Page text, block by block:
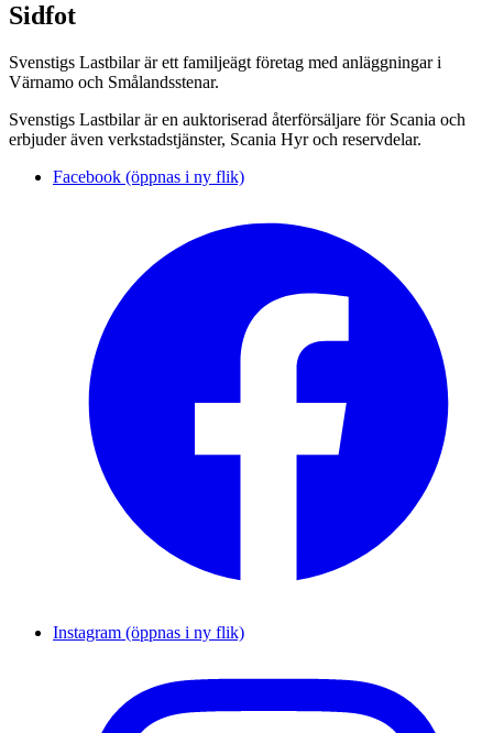
Sidfot
Svenstigs Lastbilar är ett familjeägt företag med anläggningar i
Värnamo och Smålandsstenar.
Svenstigs Lastbilar är en auktoriserad återförsäljare för Scania och
erbjuder även verkstadstjänster, Scania Hyr och reservdelar.
Facebook (öppnas i ny flik)
Instagram (öppnas i ny flik)